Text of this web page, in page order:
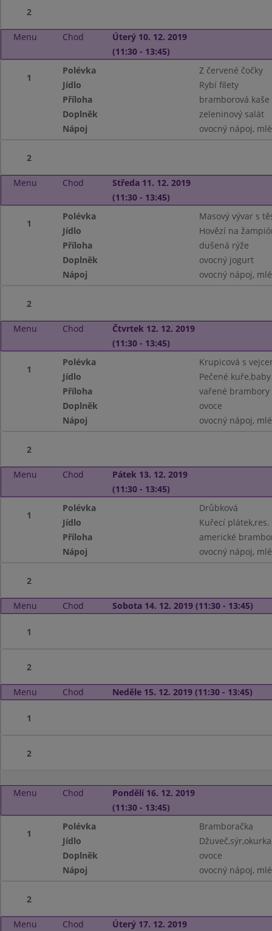
2
Menu Chod
Úterý 10. 12. 2019
(11:30 - 13:45)
1
Polévka
Z červené čočky
Jídlo
Rybí filety
Příloha
bramborová kaše
Doplněk
zeleninový salát
Nápoj
ovocný nápoj,
2
Menu Chod
Středa 11. 12. 2019
(11:30 - 13:45)
1
Polévka
Masový vývar s
Jídlo
Hovězí na
Příloha
dušená rýže
Doplněk
ovocný jogurt
Nápoj
ovocný nápoj,
2
Menu Chod
Čtvrtek 12. 12. 2019
(11:30 - 13:45)
1
Polévka
Krupicová s
Jídlo
Pečené
Příloha
vařené brambory
Doplněk
ovoce
Nápoj
ovocný nápoj,
2
Menu Chod
Pátek 13. 12. 2019
(11:30 - 13:45)
1
Polévka
Drůbková
Jídlo
Kuřecí
Příloha
americké
Nápoj
ovocný nápoj,
2
Menu Chod Sobota 14. 12. 2019 (11:30 - 13:45)
1
2
Menu Chod Neděle 15. 12. 2019 (11:30 - 13:45)
1
2
Menu Chod
Pondělí 16. 12. 2019
(11:30 - 13:45)
1
Polévka
Bramboračka
Jídlo
Džuveč,sýr,okurka
Doplněk
ovoce
Nápoj
ovocný nápoj,
2
Menu Chod Úterý 17. 12. 2019